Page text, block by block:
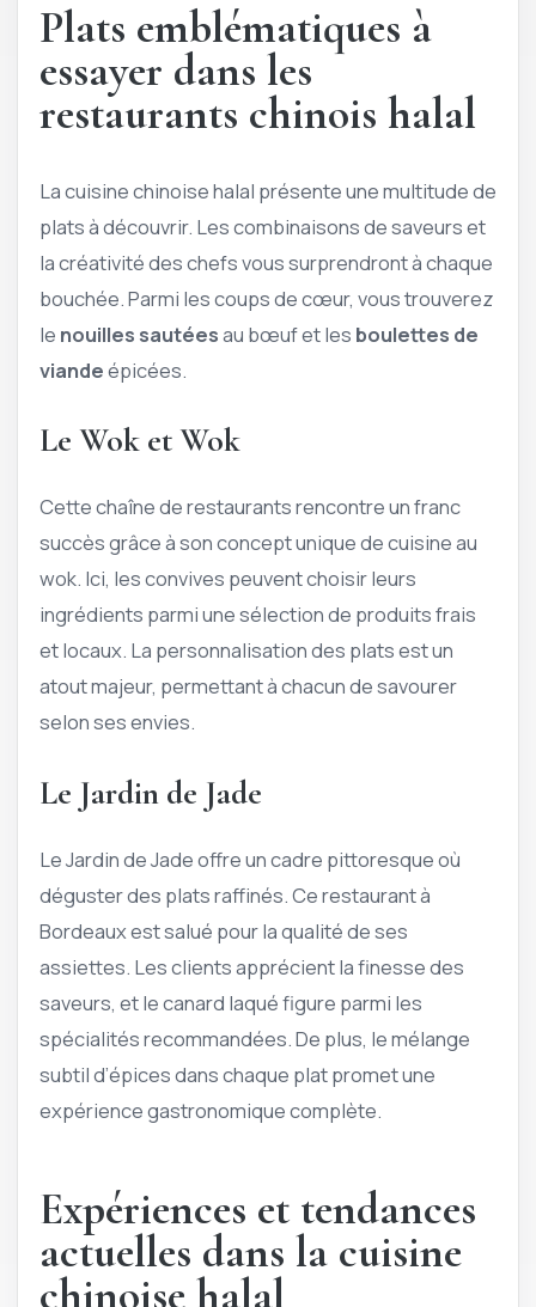
Plats emblématiques à
essayer dans les
restaurants chinois halal
La cuisine chinoise halal présente une multitude de
plats à découvrir. Les combinaisons de saveurs et
la créativité des chefs vous surprendront à chaque
bouchée. Parmi les coups de cœur, vous trouverez
le nouilles sautéesau bœuf et les boulettes de
viandeépicées.
Le Wok et Wok
Cette chaîne de restaurants rencontre un franc
succès grâce à son concept unique de cuisine au
wok. Ici, les convives peuvent choisir leurs
ingrédients parmi une sélection de produits frais
et locaux. La personnalisation des plats est un
atout majeur, permettant à chacun de savourer
selon ses envies.
Le Jardin de Jade
Le Jardin de Jade offre un cadre pittoresque où
déguster des plats raffinés. Ce restaurant à
Bordeaux est salué pour la qualité de ses
assiettes. Les clients apprécient la finesse des
saveurs, et le canard laqué figure parmi les
spécialités recommandées. De plus, le mélange
subtil d’épices dans chaque plat promet une
expérience gastronomique complète.
Expériences et tendances
actuelles dans la cuisine
chinoise halal